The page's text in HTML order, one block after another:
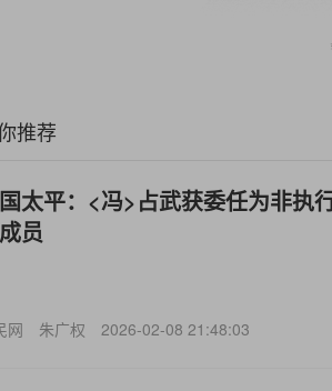
推荐
太平：<冯>占武获委任为非执
员
网 朱广权 2026-02-08 21:48:03